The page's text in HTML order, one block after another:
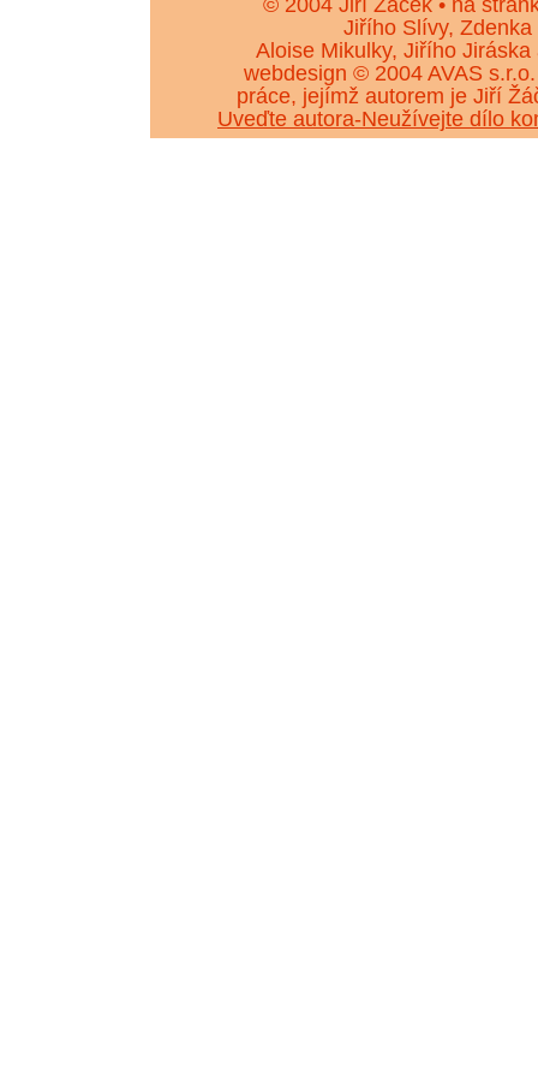
© 2004 Jiří Žáček • na
Jiřího Slívy,
Aloise Mikulky, Jiřího
webdesign © 2004 AVAS
práce, jejímž autorem je Jiří
Uveďte autora-Neužívejte dílo